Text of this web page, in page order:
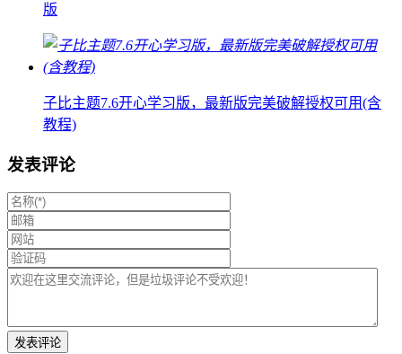
版
子比主题7.6开心学习版，最新版完美破解授权可用(含
教程)
发表评论